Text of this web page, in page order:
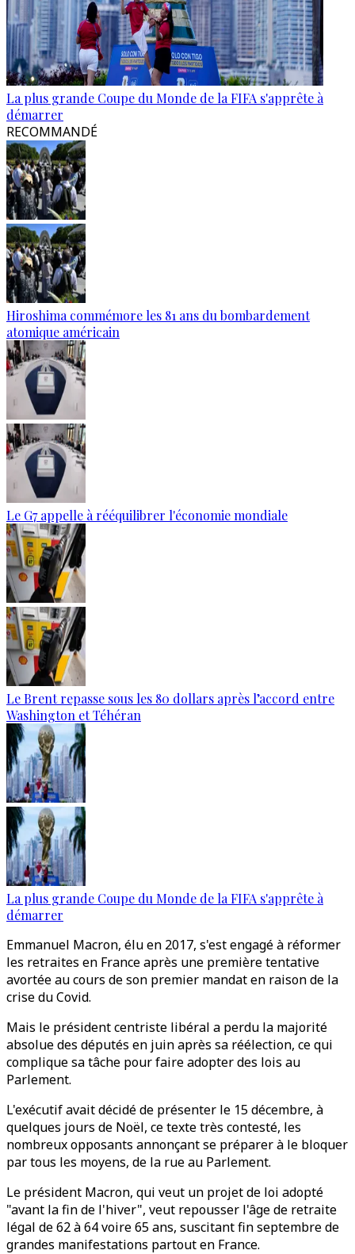
La plus grande Coupe du Monde de la FIFA s'apprête à
démarrer
RECOMMANDÉ
Hiroshima commémore les 81 ans du bombardement
atomique américain
Le G7 appelle à rééquilibrer l'économie mondiale
Le Brent repasse sous les 80 dollars après l’accord entre
Washington et Téhéran
La plus grande Coupe du Monde de la FIFA s'apprête à
démarrer
Emmanuel Macron, élu en 2017, s'est engagé à réformer
les retraites en France après une première tentative
avortée au cours de son premier mandat en raison de la
crise du Covid.
Mais le président centriste libéral a perdu la majorité
absolue des députés en juin après sa réélection, ce qui
complique sa tâche pour faire adopter des lois au
Parlement.
L'exécutif avait décidé de présenter le 15 décembre, à
quelques jours de Noël, ce texte très contesté, les
nombreux opposants annonçant se préparer à le bloquer
par tous les moyens, de la rue au Parlement.
Le président Macron, qui veut un projet de loi adopté
"avant la fin de l'hiver", veut repousser l'âge de retraite
légal de 62 à 64 voire 65 ans, suscitant fin septembre de
grandes manifestations partout en France.